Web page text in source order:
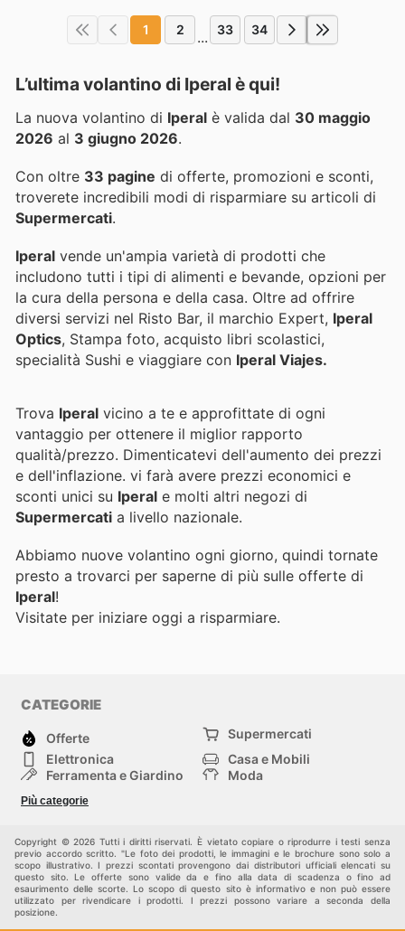
1 2 ... 33 34
L’ultima volantino di Iperal è qui!
La nuova volantino di Iperal è valida dal 30 maggio
2026 al 3 giugno 2026.
Con oltre 33 pagine di offerte, promozioni e sconti,
troverete incredibili modi di risparmiare su articoli di
Supermercati.
Iperal vende un'ampia varietà di prodotti che
includono tutti i tipi di alimenti e bevande, opzioni per
la cura della persona e della casa. Oltre ad offrire
diversi servizi nel Risto Bar, il marchio Expert, Iperal
Optics, Stampa foto, acquisto libri scolastici,
specialità Sushi e viaggiare con Iperal Viajes.
Trova Iperal vicino a te e approfittate di ogni
vantaggio per ottenere il miglior rapporto
qualità/prezzo. Dimenticatevi dell'aumento dei prezzi
e dell'inflazione. vi farà avere prezzi economici e
sconti unici su Iperal e molti altri negozi di
Supermercati a livello nazionale.
Abbiamo nuove volantino ogni giorno, quindi tornate
presto a trovarci per saperne di più sulle offerte di
Iperal!
Visitate per iniziare oggi a risparmiare.
CATEGORIE
Offerte
Supermercati
Elettronica
Casa e Mobili
Ferramenta e Giardino
Moda
Bambini e Neonati
Più categorie
Copyright © 2026 Tutti i diritti riservati. È vietato copiare o riprodurre i testi senza
previo accordo scritto. "Le foto dei prodotti, le immagini e le brochure sono solo a
scopo illustrativo. I prezzi scontati provengono dai distributori ufficiali elencati su
questo sito. Le offerte sono valide da e fino alla data di scadenza o fino ad
esaurimento delle scorte. Lo scopo di questo sito è informativo e non può essere
utilizzato per rivendicare i prodotti. I prezzi possono variare a seconda della
posizione.